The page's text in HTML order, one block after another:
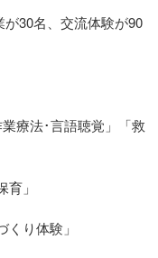
が30名、交流体験が90
療法･言語聴覚」「救
」
り体験」